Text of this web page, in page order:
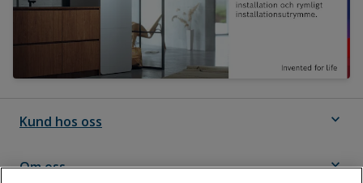
Kund hos oss expand_more
Om oss expand_more